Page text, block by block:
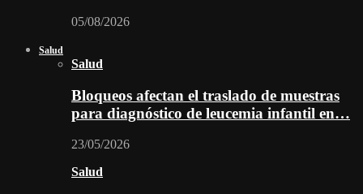
05/08/2026
Salud
Salud
Bloqueos afectan el traslado de muestras
para diagnóstico de leucemia infantil en…
23/05/2026
Salud